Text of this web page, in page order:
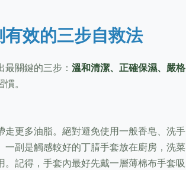
效的三步自救法
關鍵的三步： 溫和清潔、正確保濕、嚴格
。
更多油脂。絕對避免使用一般香皂、洗手
一副是觸感較好的丁腈手套放在廚房，洗菜
記得，手套內最好先戴一層薄棉布手套吸